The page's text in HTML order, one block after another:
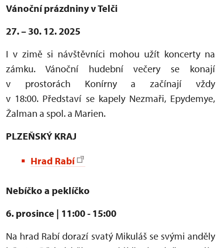
Vánoční prázdniny v Telči
27. – 30. 12. 2025
I v zimě si návštěvníci mohou užít koncerty na
zámku. Vánoční hudební večery se konají
v prostorách Konírny a začínají vždy
v 18:00. Představí se kapely Nezmaři, Epydemye,
Žalman a spol. a Marien.
PLZEŇSKÝ KRAJ
Hrad Rabí
Nebíčko a peklíčko
6. prosince | 11:00 - 15:00
Na hrad Rabí dorazí svatý Mikuláš se svými anděly